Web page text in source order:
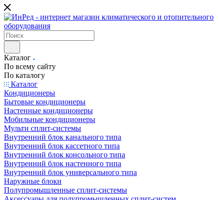
Каталог
По всему сайту
По каталогу
Каталог
Кондиционеры
Бытовые кондиционеры
Настенные кондиционеры
Мобильные кондиционеры
Мульти сплит-системы
Внутренний блок канального типа
Внутренний блок кассетного типа
Внутренний блок консольного типа
Внутренний блок настенного типа
Внутренний блок универсального типа
Наружные блоки
Полупромышленные сплит-системы